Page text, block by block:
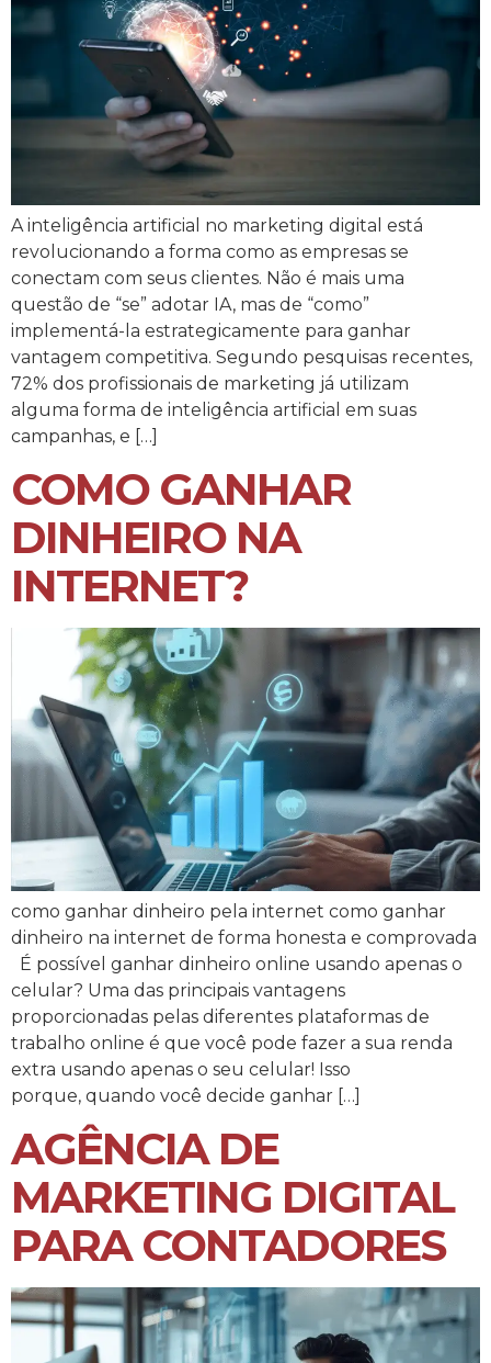
A inteligência artificial no marketing digital está
revolucionando a forma como as empresas se
conectam com seus clientes. Não é mais uma
questão de “se” adotar IA, mas de “como”
implementá-la estrategicamente para ganhar
vantagem competitiva. Segundo pesquisas recentes,
72% dos profissionais de marketing já utilizam
alguma forma de inteligência artificial em suas
campanhas, e […]
COMO GANHAR
DINHEIRO NA
INTERNET?
como ganhar dinheiro pela internet como ganhar
dinheiro na internet de forma honesta e comprovada
É possível ganhar dinheiro online usando apenas o
celular? Uma das principais vantagens
proporcionadas pelas diferentes plataformas de
trabalho online é que você pode fazer a sua renda
extra usando apenas o seu celular! Isso
porque, quando você decide ganhar […]
AGÊNCIA DE
MARKETING DIGITAL
PARA CONTADORES